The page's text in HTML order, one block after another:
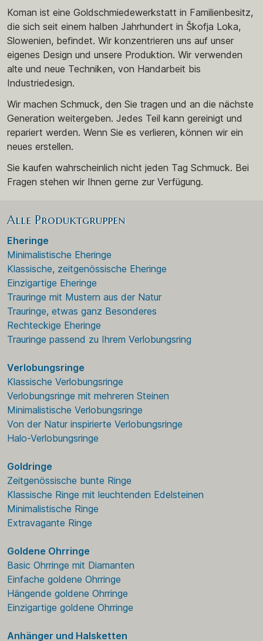
Koman ist eine Goldschmiedewerkstatt in Familienbesitz,
die sich seit einem halben Jahrhundert in Škofja Loka,
Slowenien, befindet. Wir konzentrieren uns auf unser
eigenes Design und unsere Produktion. Wir verwenden
alte und neue Techniken, von Handarbeit bis
Industriedesign.
Wir machen Schmuck, den Sie tragen und an die nächste
Generation weitergeben. Jedes Teil kann gereinigt und
repariert werden. Wenn Sie es verlieren, können wir ein
neues erstellen.
Sie kaufen wahrscheinlich nicht jeden Tag Schmuck. Bei
Fragen stehen wir Ihnen gerne zur Verfügung.
Alle Produktgruppen
Eheringe
Minimalistische Eheringe
Klassische, zeitgenössische Eheringe
Einzigartige Eheringe
Trauringe mit Mustern aus der Natur
Trauringe, etwas ganz Besonderes
Rechteckige Eheringe
Trauringe passend zu Ihrem Verlobungsring
Verlobungsringe
Klassische Verlobungsringe
Verlobungsringe mit mehreren Steinen
Minimalistische Verlobungsringe
Von der Natur inspirierte Verlobungsringe
Halo-Verlobungsringe
Goldringe
Zeitgenössische bunte Ringe
Klassische Ringe mit leuchtenden Edelsteinen
Minimalistische Ringe
Extravagante Ringe
Goldene Ohrringe
Basic Ohrringe mit Diamanten
Einfache goldene Ohrringe
Hängende goldene Ohrringe
Einzigartige goldene Ohrringe
Anhänger und Halsketten